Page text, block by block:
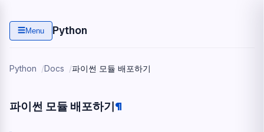
☰Menu Python
Python Docs 파이썬 모듈 배포하기
파이썬 모듈 배포하기¶